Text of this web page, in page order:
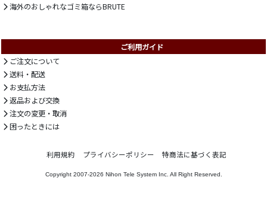
海外のおしゃれなゴミ箱ならBRUTE
ご利用ガイド
ご注文について
送料・配送
お支払方法
返品および交換
注文の変更・取消
困ったときには
利用規約 プライバシーポリシー 特商法に基づく表記
Copyright 2007-2026 Nihon Tele System Inc. All Right Reserved.